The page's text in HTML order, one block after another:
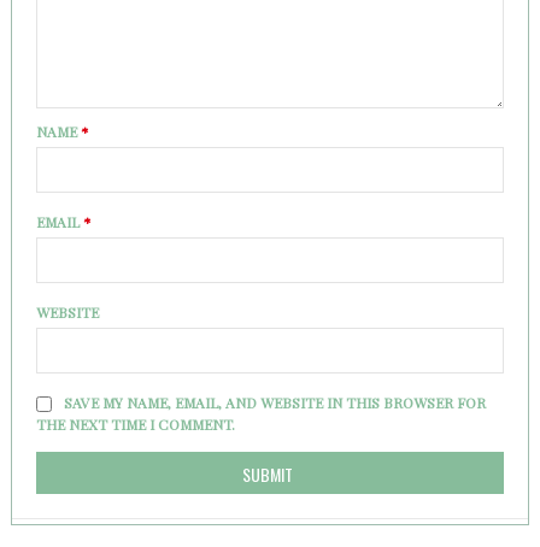
NAME*
EMAIL*
WEBSITE
SAVE MY NAME, EMAIL, AND WEBSITE IN THIS BROWSER FOR
THE NEXT TIME I COMMENT.